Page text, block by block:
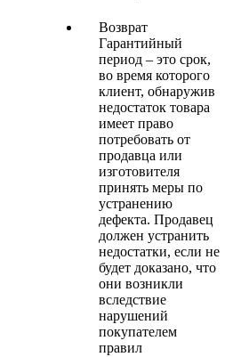
Возврат
Гарантийный
период – это срок,
во время которого
клиент, обнаружив
недостаток товара
имеет право
потребовать от
продавца или
изготовителя
принять меры по
устранению
дефекта. Продавец
должен устранить
недостатки, если не
будет доказано, что
они возникли
вследствие
нарушений
покупателем
правил